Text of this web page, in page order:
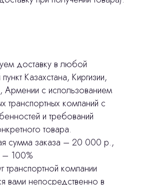
доставку в любой
Казахстана, Киргизии,
Армении с использованием
транспортных компаний с
и требований
товара.
сумма заказа – 20 000 р.,
– 100%
транспортной компании
вами непосредственно в
шаблонов